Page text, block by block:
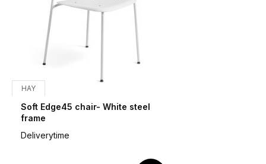
HAY
Soft Edge45 chair- White steel
frame
Deliverytime